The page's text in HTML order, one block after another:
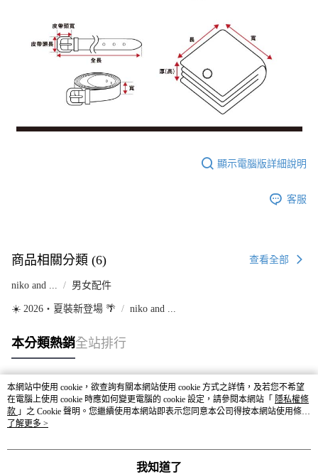
顯示電腦版詳細說明
客服
商品相關分類 (6) 查看全部
niko and ... 男女配件
☀️ 2026・夏裝新登場 🌴 niko and ...
本分類熱銷全站排行
熱門標籤
本網站中使用 cookie，欲查詢有關本網站使用 cookie 方式之詳情，及若您不希望
在電腦上使用 cookie 時應如何變更電腦的 cookie 設定，請參閱本網站「 隱私權條
款 」之 Cookie 聲明。您繼續使用本網站即表示您同意本公司得按本網站使用條款
之 Cookie 聲明使用 cookie。
了解更多 >
我知道了